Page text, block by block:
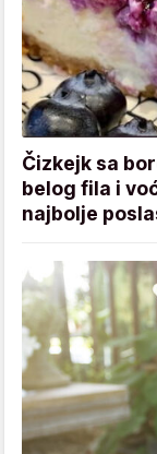
Čizkejk sa
belog fila i
najbolje